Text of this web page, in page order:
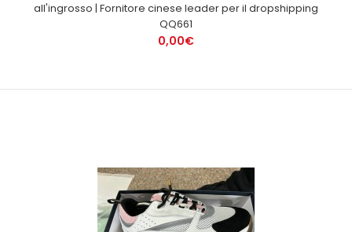
all'ingrosso | Fornitore cinese leader per il dropshipping
QQ661
0,00€